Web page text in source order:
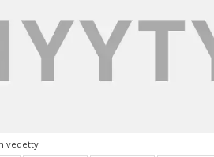
vedetty